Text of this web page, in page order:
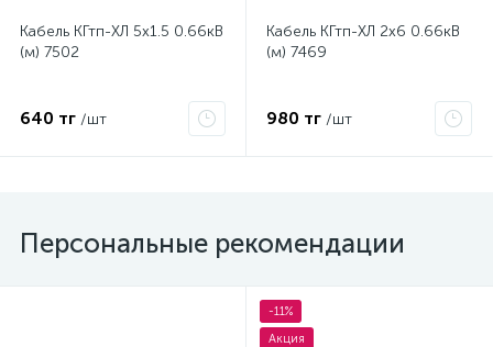
Кабель КГтп-ХЛ 5х1.5 0.66кВ
(м) 7502
640 тг /шт
Кабель КГтп-ХЛ 2х6 0.66кВ
(м) 7469
980 тг /шт
Персональные рекомендации
-11%
Акция